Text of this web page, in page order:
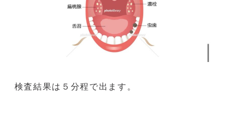
検査結果は５分程で出ます。